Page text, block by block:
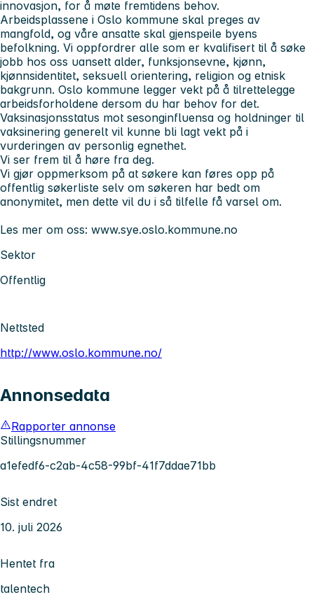
innovasjon, for å møte fremtidens behov.
Arbeidsplassene i Oslo kommune skal preges av
mangfold, og våre ansatte skal gjenspeile byens
befolkning. Vi oppfordrer alle som er kvalifisert til å søke
jobb hos oss uansett alder, funksjonsevne, kjønn,
kjønnsidentitet, seksuell orientering, religion og etnisk
bakgrunn. Oslo kommune legger vekt på å tilrettelegge
arbeidsforholdene dersom du har behov for det.
Vaksinasjonsstatus mot sesonginfluensa og holdninger til
vaksinering generelt vil kunne bli lagt vekt på i
vurderingen av personlig egnethet.
Vi ser frem til å høre fra deg.
Vi gjør oppmerksom på at søkere kan føres opp på
offentlig søkerliste selv om søkeren har bedt om
anonymitet, men dette vil du i så tilfelle få varsel om.
Les mer om oss: www.sye.oslo.kommune.no
Sektor
Offentlig
Nettsted
http://www.oslo.kommune.no/
Annonsedata
Rapporter annonse
Stillingsnummer
a1efedf6-c2ab-4c58-99bf-41f7ddae71bb
Sist endret
10. juli 2026
Hentet fra
talentech